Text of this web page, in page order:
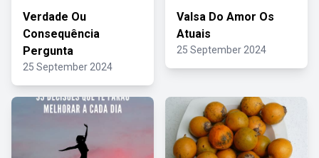
Verdade Ou
Consequência
Pergunta
25 September 2024
Valsa Do Amor Os
Atuais
25 September 2024